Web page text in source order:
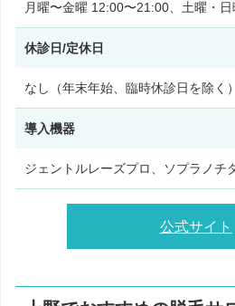
月曜〜金曜 12:00〜21:00、土曜・
休診日/定休日
なし（年末年始、臨時休診日を除く）
導入機器
ジェントルレーズプロ、ソプラノチ
公式サイト